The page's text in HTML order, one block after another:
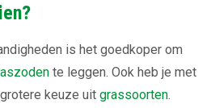
is het goedkoper om
te leggen. Ook heb je met
keuze uit grassoorten.